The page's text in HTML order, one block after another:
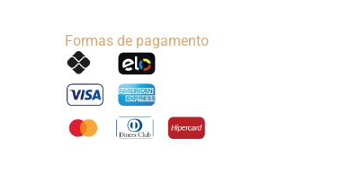
Formas de pagamento